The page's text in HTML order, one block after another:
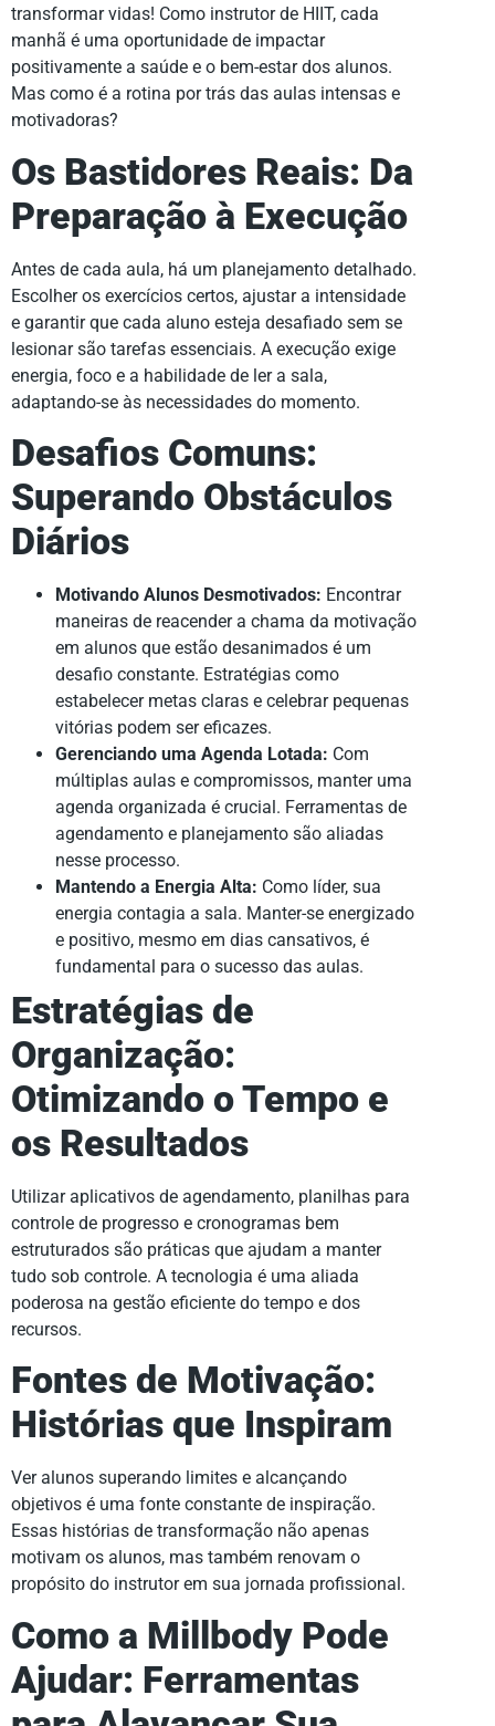
transformar vidas! Como instrutor de HIIT, cada
manhã é uma oportunidade de impactar
positivamente a saúde e o bem-estar dos alunos.
Mas como é a rotina por trás das aulas intensas e
motivadoras?
Os Bastidores Reais: Da
Preparação à Execução
Antes de cada aula, há um planejamento detalhado.
Escolher os exercícios certos, ajustar a intensidade
e garantir que cada aluno esteja desafiado sem se
lesionar são tarefas essenciais. A execução exige
energia, foco e a habilidade de ler a sala,
adaptando-se às necessidades do momento.
Desafios Comuns:
Superando Obstáculos
Diários
Motivando Alunos Desmotivados: Encontrar
maneiras de reacender a chama da motivação
em alunos que estão desanimados é um
desafio constante. Estratégias como
estabelecer metas claras e celebrar pequenas
vitórias podem ser eficazes.
Gerenciando uma Agenda Lotada: Com
múltiplas aulas e compromissos, manter uma
agenda organizada é crucial. Ferramentas de
agendamento e planejamento são aliadas
nesse processo.
Mantendo a Energia Alta: Como líder, sua
energia contagia a sala. Manter-se energizado
e positivo, mesmo em dias cansativos, é
fundamental para o sucesso das aulas.
Estratégias de
Organização:
Otimizando o Tempo e
os Resultados
Utilizar aplicativos de agendamento, planilhas para
controle de progresso e cronogramas bem
estruturados são práticas que ajudam a manter
tudo sob controle. A tecnologia é uma aliada
poderosa na gestão eficiente do tempo e dos
recursos.
Fontes de Motivação:
Histórias que Inspiram
Ver alunos superando limites e alcançando
objetivos é uma fonte constante de inspiração.
Essas histórias de transformação não apenas
motivam os alunos, mas também renovam o
propósito do instrutor em sua jornada profissional.
Como a Millbody Pode
Ajudar: Ferramentas